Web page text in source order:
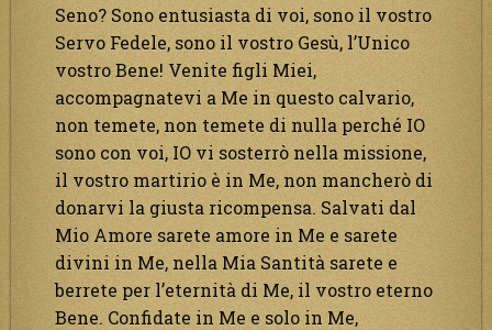
Seno? Sono entusiasta di voi, sono il vostro
Servo Fedele, sono il vostro Gesù, l’Unico
vostro Bene! Venite figli Miei,
accompagnatevi a Me in questo calvario,
non temete, non temete di nulla perché IO
sono con voi, IO vi sosterrò nella missione,
il vostro martirio è in Me, non mancherò di
donarvi la giusta ricompensa. Salvati dal
Mio Amore sarete amore in Me e sarete
divini in Me, nella Mia Santità sarete e
berrete per l’eternità di Me, il vostro eterno
Bene. Confidate in Me e solo in Me,